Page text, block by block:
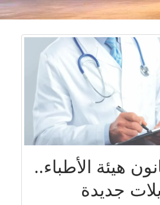
هيئة الأطباء..
جديدة